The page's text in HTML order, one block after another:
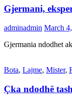
Gjermani,
adminadmin March
Gjermania ndodhet
Bota, Lajme, Mister,
Çka ndodhë